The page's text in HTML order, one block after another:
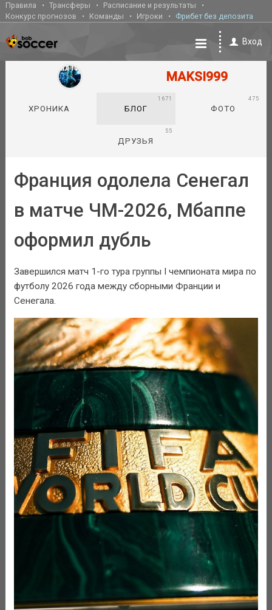
Правила Трансферы
Расписание и результаты
Конкурс прогнозов
Команды Игроки Фрибет без депозита
Вход
MAKSI999
ХРОНИКА БЛОГ
1671
ФОТО
475
ДРУЗЬЯ
55
Франция одолела Сенегал
в матче ЧМ-2026, Мбаппе
оформил дубль
Завершился матч 1-го тура группы I чемпионата мира по
футболу 2026 года между сборными Франции и
Сенегала.